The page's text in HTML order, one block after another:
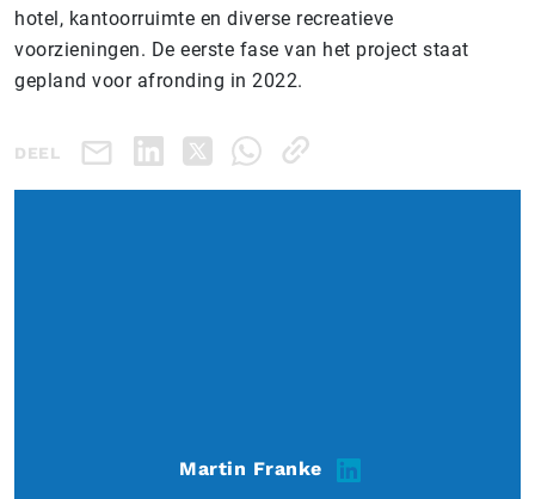
hotel, kantoorruimte en diverse recreatieve
voorzieningen. De eerste fase van het project staat
gepland voor afronding in 2022.
DEEL
Martin Franke